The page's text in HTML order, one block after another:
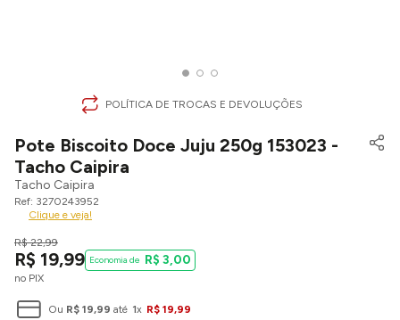
POLÍTICA DE TROCAS E DEVOLUÇÕES
Pote Biscoito Doce Juju 250g 153023 -
Tacho Caipira
Tacho Caipira
3270243952
Clique e veja!
R$ 22,99
R$ 19,99
no PIX
R$ 3,00
Ou R$ 19,99 até 1x R$ 19,99